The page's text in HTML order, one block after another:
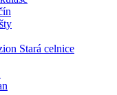
Stará celnice